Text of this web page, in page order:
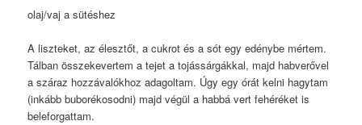
olaj/vaj a sütéshez
A liszteket, az élesztőt, a cukrot és a sót egy edénybe mértem.
Tálban összekevertem a tejet a tojássárgákkal, majd habverővel
a száraz hozzávalókhoz adagoltam. Úgy egy órát kelni hagytam
(inkább buborékosodni) majd végül a habbá vert fehéréket is
beleforgattam.